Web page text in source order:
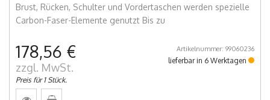
Brust, Rücken, Schulter und Vordertaschen werden spezielle
Carbon-Faser-Elemente genutzt Bis zu
178,56 €
zzgl. MwSt.
Preis für 1 Stück.
Artikelnummer: 99060236
lieferbar in 6 Werktagen